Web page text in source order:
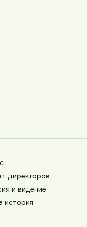
директоров
и видение
история